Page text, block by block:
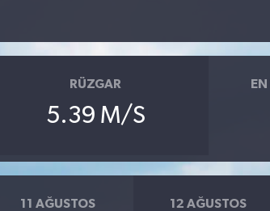
RÜZGAR
5.39 M/S
11 AĞUSTOS 12 AĞUSTOS